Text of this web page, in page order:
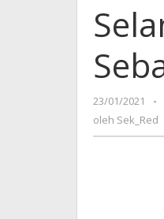
23/01/2021 -
oleh Sek_Red